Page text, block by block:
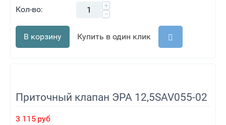
Кол-во:
+
−
В корзину Купить в один клик
Приточный клапан ЭРА 12,5SAV055-02
3 115 руб